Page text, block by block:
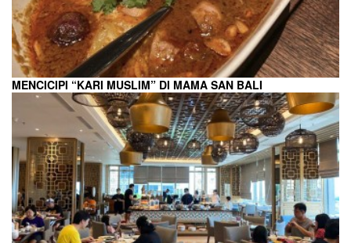
MENCICIPI “KARI MUSLIM” DI MAMA SAN BALI